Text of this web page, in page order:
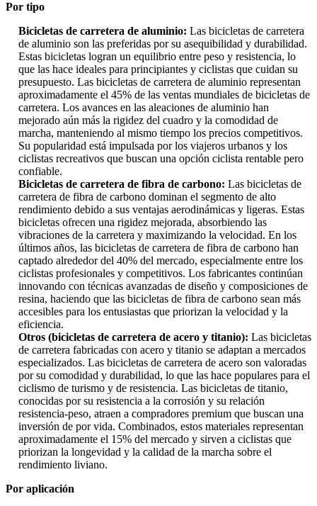
Por tipo
Bicicletas de carretera de aluminio: Las bicicletas de carretera
de aluminio son las preferidas por su asequibilidad y durabilidad.
Estas bicicletas logran un equilibrio entre peso y resistencia, lo
que las hace ideales para principiantes y ciclistas que cuidan su
presupuesto. Las bicicletas de carretera de aluminio representan
aproximadamente el 45% de las ventas mundiales de bicicletas de
carretera. Los avances en las aleaciones de aluminio han
mejorado aún más la rigidez del cuadro y la comodidad de
marcha, manteniendo al mismo tiempo los precios competitivos.
Su popularidad está impulsada por los viajeros urbanos y los
ciclistas recreativos que buscan una opción ciclista rentable pero
confiable.
Bicicletas de carretera de fibra de carbono: Las bicicletas de
carretera de fibra de carbono dominan el segmento de alto
rendimiento debido a sus ventajas aerodinámicas y ligeras. Estas
bicicletas ofrecen una rigidez mejorada, absorbiendo las
vibraciones de la carretera y maximizando la velocidad. En los
últimos años, las bicicletas de carretera de fibra de carbono han
captado alrededor del 40% del mercado, especialmente entre los
ciclistas profesionales y competitivos. Los fabricantes continúan
innovando con técnicas avanzadas de diseño y composiciones de
resina, haciendo que las bicicletas de fibra de carbono sean más
accesibles para los entusiastas que priorizan la velocidad y la
eficiencia.
Otros (bicicletas de carretera de acero y titanio): Las bicicletas
de carretera fabricadas con acero y titanio se adaptan a mercados
especializados. Las bicicletas de carretera de acero son valoradas
por su comodidad y durabilidad, lo que las hace populares para el
ciclismo de turismo y de resistencia. Las bicicletas de titanio,
conocidas por su resistencia a la corrosión y su relación
resistencia-peso, atraen a compradores premium que buscan una
inversión de por vida. Combinados, estos materiales representan
aproximadamente el 15% del mercado y sirven a ciclistas que
priorizan la longevidad y la calidad de la marcha sobre el
rendimiento liviano.
Por aplicación